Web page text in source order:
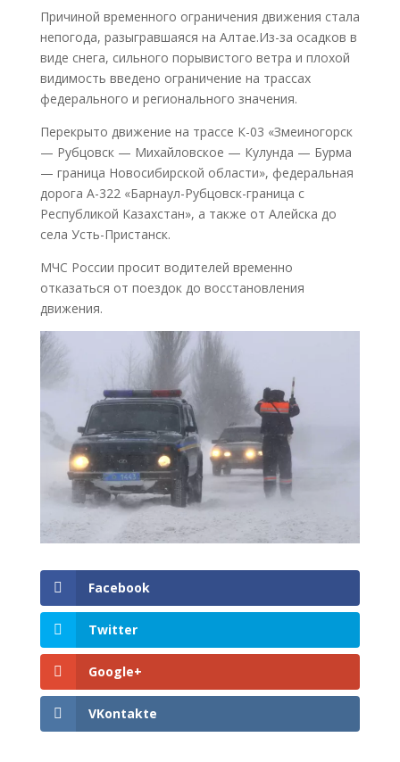
Причиной временного ограничения движения стала
непогода, разыгравшаяся на Алтае.Из-за осадков в
виде снега, сильного порывистого ветра и плохой
видимость введено ограничение на трассах
федерального и регионального значения.
Перекрыто движение на трассе К-03 «Змеиногорск
— Рубцовск — Михайловское — Кулунда — Бурма
— граница Новосибирской области», федеральная
дорога А-322 «Барнаул-Рубцовск-граница с
Республикой Казахстан», а также от Алейска до
села Усть-Пристанск.
МЧС России просит водителей временно
отказаться от поездок до восстановления
движения.
Facebook
Twitter
Google+
VKontakte